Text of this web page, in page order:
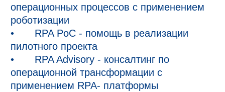
операционных процессов с применением
роботизации
•	RPA PoC - помощь в реализации
пилотного проекта
•	RPA Advisory - консалтинг по
операционной трансформации с
применением RPA- платформы